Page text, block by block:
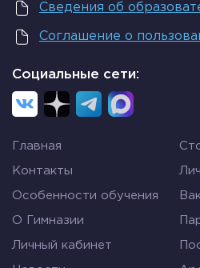
может покрываться
разной толщины, тканью
который выполняет
также несет
тоже помещается имя
полке.
картона и
чтобы между
рубчики. Он
Сведения об
Соглашение о
Социальные сети:
Главная
Контакты
Особенности обучения
О Гимназии
Личный кабинет